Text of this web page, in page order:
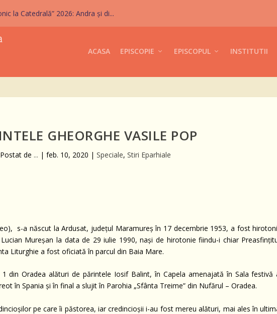
la Catedrală” 2026: Andra și di...
ACASA EPISCOPIE EPISCOPUL INSTITUTII
GHEORGHE VASILE POP
Postat de ... | feb. 10, 2020 | Speciale, Stiri Eparhiale
s-a născut la Ardusat, județul Maramureș în 17 decembrie 1953, a fost
Mureșan la data de 29 iulie 1990, nași de hirotonie fiindu-i chiar
Liturghie a fost oficiată în parcul din Baia Mare.
din Oradea alături de părintele Iosif Balint, în Capela amenajată în Sala festivă
în Spania și în final a slujit în Parohia „Sfânta Treime” din Nufărul – Oradea.
pe care îi păstorea, iar credincioșii i-au fost mereu alături, mai ales în